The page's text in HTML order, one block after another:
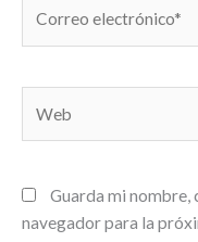
electrónico*
Guarda mi nombre,
navegador para la